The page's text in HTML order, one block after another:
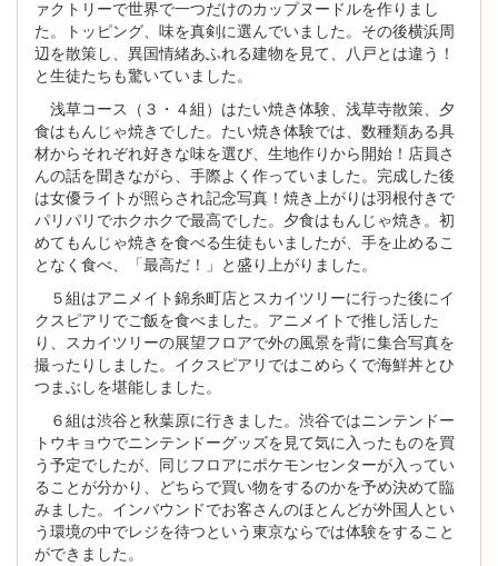
ァクトリーで世界で一つだけのカップヌードルを作りまし
た。トッピング、味を真剣に選んでいました。その後横浜周
辺を散策し、異国情緒あふれる建物を見て、八戸とは違う！
と生徒たちも驚いていました。
浅草コース（３・４組）はたい焼き体験、浅草寺散策、夕
食はもんじゃ焼きでした。たい焼き体験では、数種類ある具
材からそれぞれ好きな味を選び、生地作りから開始！店員さ
んの話を聞きながら、手際よく作っていました。完成した後
は女優ライトが照らされ記念写真！焼き上がりは羽根付きで
パリパリでホクホクで最高でした。夕食はもんじゃ焼き。初
めてもんじゃ焼きを食べる生徒もいましたが、手を止めるこ
となく食べ、「最高だ！」と盛り上がりました。
５組はアニメイト錦糸町店とスカイツリーに行った後にイ
クスピアリでご飯を食べました。アニメイトで推し活した
り、スカイツリーの展望フロアで外の風景を背に集合写真を
撮ったりしました。イクスピアリではこめらくで海鮮丼とひ
つまぶしを堪能しました。
６組は渋谷と秋葉原に行きました。渋谷ではニンテンドー
トウキョウでニンテンドーグッズを見て気に入ったものを買
う予定でしたが、同じフロアにポケモンセンターが入ってい
ることが分かり、どちらで買い物をするのかを予め決めて臨
みました。インバウンドでお客さんのほとんどが外国人とい
う環境の中でレジを待つという東京ならでは体験をすること
ができました。